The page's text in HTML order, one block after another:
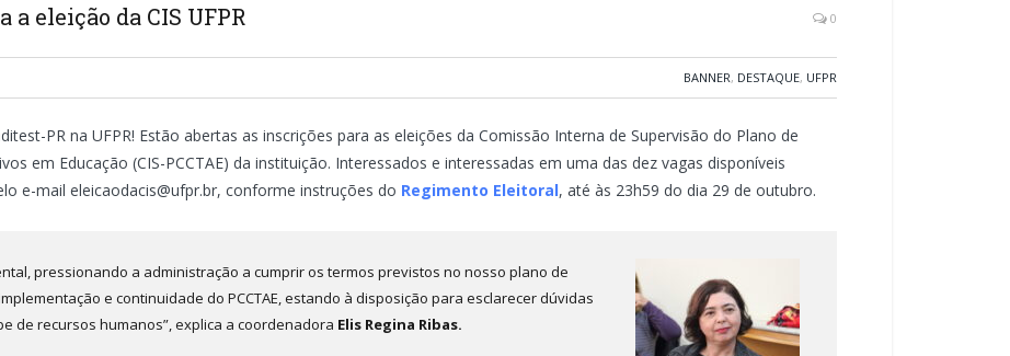
eleição da CIS UFPR 0
BANNER, DESTAQUE, UFPR
PR na UFPR! Estão abertas as inscrições para as eleições da Comissão Interna de Supervisão do Plano de
em Educação (CIS-PCCTAE) da instituição. Interessados e interessadas em uma das dez vagas disponíveis
e-mail eleicaodacis@ufpr.br, conforme instruções do Regimento Eleitoral, até às 23h59 do dia 29 de outubro.
pressionando a administração a cumprir os termos previstos no nosso plano de
e continuidade do PCCTAE, estando à disposição para esclarecer dúvidas
de recursos humanos”, explica a coordenadora Elis Regina Ribas.